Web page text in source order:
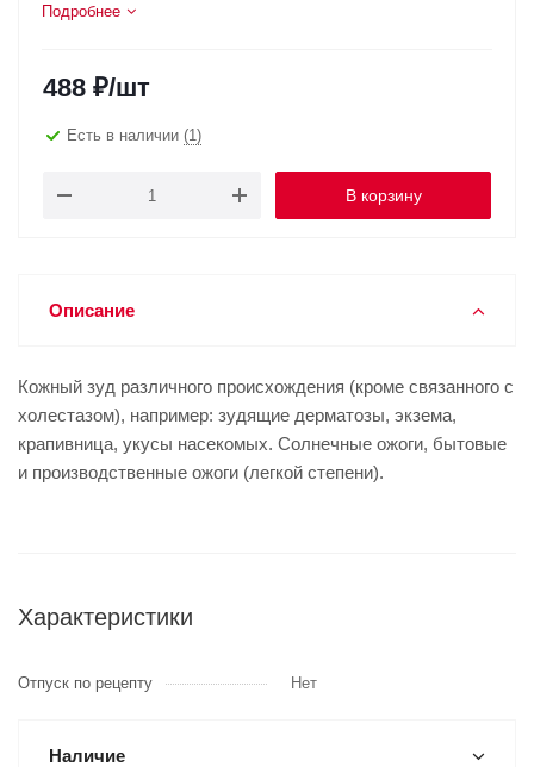
Подробнее
488 ₽/шт
Есть в наличии (1)
В корзину
Описание
Кожный зуд различного происхождения (кроме связанного с
холестазом), например: зудящие дерматозы, экзема,
крапивница, укусы насекомых. Солнечные ожоги, бытовые
и производственные ожоги (легкой степени).
Характеристики
Отпуск по рецепту Нет
Наличие